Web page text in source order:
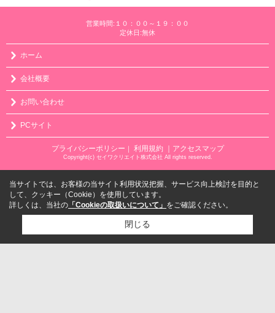
営業時間:１０：００～１９：００
定休日:無休
ホーム
会社概要
お問い合わせ
PCサイト
プライバシーポリシー 利用規約 ｜アクセスマップ
Copyright(c) セイワクリエイト株式会社 All rights reserved.
当サイトでは、お客様の当サイト利用状況把握、サービス向上検討を目的と
して、クッキー（Cookie）を使用しています。
詳しくは、当社の 「Cookieの取扱いについて」 をご確認ください。
閉じる